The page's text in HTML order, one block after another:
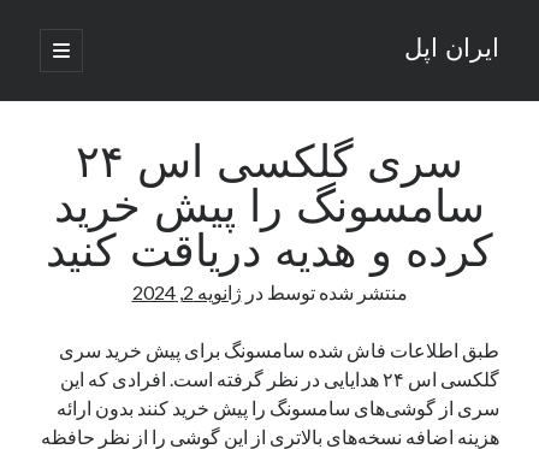
ایران اپل
باز
کردن
اصلی
نوار
نوشته‌های تازه
راه‌های اتصال موبایل و کامپیوتر به یکدیگر: تجربه‌ای یکپارچه و کاربردی
انتقاد کاربران از اتمام زودهنگام بسته‌های اینترنت ایرانسل همزمان با شرایط
ادعای نت‌بلاکس: قطعی اینترنت ایران بیش از 120 ساعت ادامه یافت؛ اتصال
کشور به حدود یک درصد رسید
قطعی اینترنت در ایران از مرز 48 ساعت گذشت!
گوشی HMD Luma با دوربین 50 مگاپیکسل و نمایشگر 120 هرتز رونمایی شد
سری گلکسی اس ۲۴
سامسونگ را پیش خرید
کرده و هدیه دریاقت کنید
منتشر شده توسطدر ژانویه 2, 2024
طبق اطلاعات فاش شده سامسونگ برای پیش خرید سری
گلکسی اس ۲۴ هدایایی در نظر گرفته است. افرادی که این
سری از گوشی‌های سامسونگ را پیش خرید کنند بدون ارائه
هزینه اضافه نسخه‌های بالاتری از این گوشی را از نظر حافظه